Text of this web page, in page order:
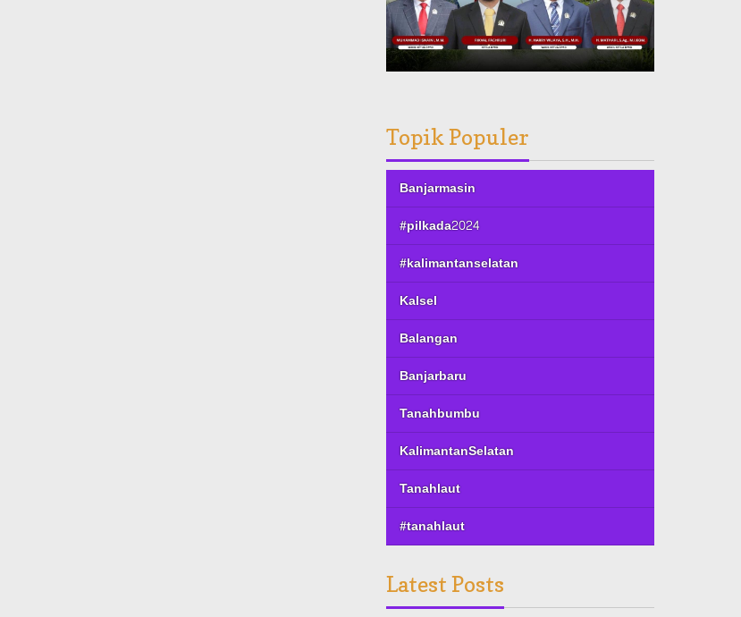
Topik Populer
Banjarmasin
#pilkada2024
#kalimantanselatan
Kalsel
Balangan
Banjarbaru
Tanahbumbu
KalimantanSelatan
Tanahlaut
#tanahlaut
Latest Posts